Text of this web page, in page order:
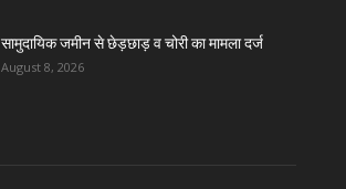
सामुदायिक जमीन से छेड़छाड़ व चोरी का मामला दर्ज
August 8, 2026